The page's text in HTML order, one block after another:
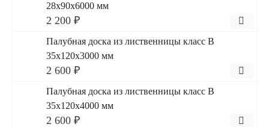
28x90x6000 мм
2 200 ₽
Палубная доска из лиственницы класс В
35x120x3000 мм
2 600 ₽
Палубная доска из лиственницы класс В
35x120x4000 мм
2 600 ₽